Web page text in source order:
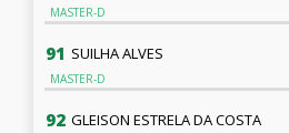
MASTER-D
91 SUILHA ALVES
MASTER-D
92 GLEISON ESTRELA DA COSTA